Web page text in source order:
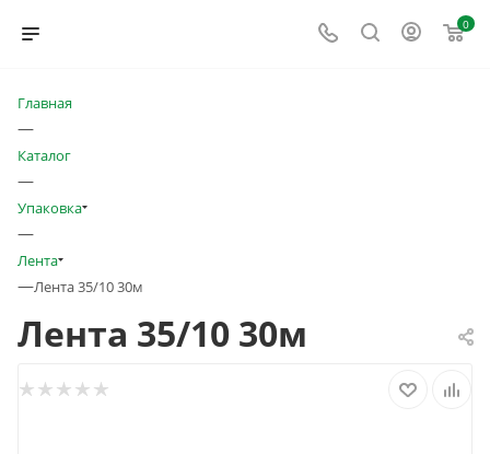
0
Главная
—
Каталог
—
Упаковка
—
Лента
—Лента 35/10 30м
Лента 35/10 30м